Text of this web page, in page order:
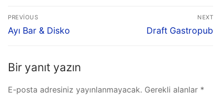
PREVIOUS
Ayı Bar & Disko
NEXT
Draft Gastropub
Bir yanıt yazın
E-posta adresiniz yayınlanmayacak. Gerekli alanlar *